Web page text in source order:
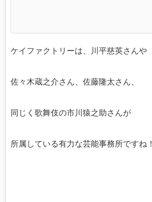
ケイファクトリーは、川平慈英さんや
佐々木蔵之介さん、佐藤隆太さん、
同じく歌舞伎の市川猿之助さんが
所属している有力な芸能事務所ですね！